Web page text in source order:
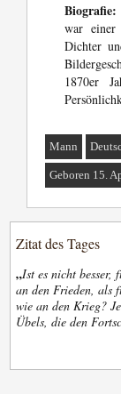
Biografie:
war einer
Dichter
1870er
Mann
Geboren 15.
Zitat des Tages
„Ist es nicht besser,
an den Frieden, als
wie an den Krieg?
Übels, die den